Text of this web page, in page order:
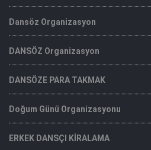
Dansöz Organizasyon
DANSÖZ Organizasyon
DANSÖZE PARA TAKMAK
Doğum Günü Organizasyonu
ERKEK DANSÇI KİRALAMA